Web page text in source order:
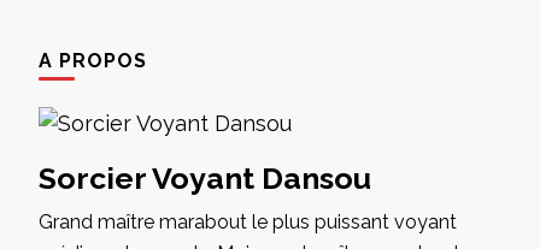
A PROPOS
Sorcier Voyant Dansou
Grand maître marabout le plus puissant voyant